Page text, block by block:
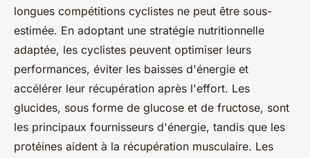
longues compétitions cyclistes ne peut être sous-
estimée. En adoptant une stratégie nutritionnelle
adaptée, les cyclistes peuvent optimiser leurs
performances, éviter les baisses d'énergie et
accélérer leur récupération après l'effort. Les
glucides, sous forme de glucose et de fructose, sont
les principaux fournisseurs d'énergie, tandis que les
protéines aident à la récupération musculaire. Les